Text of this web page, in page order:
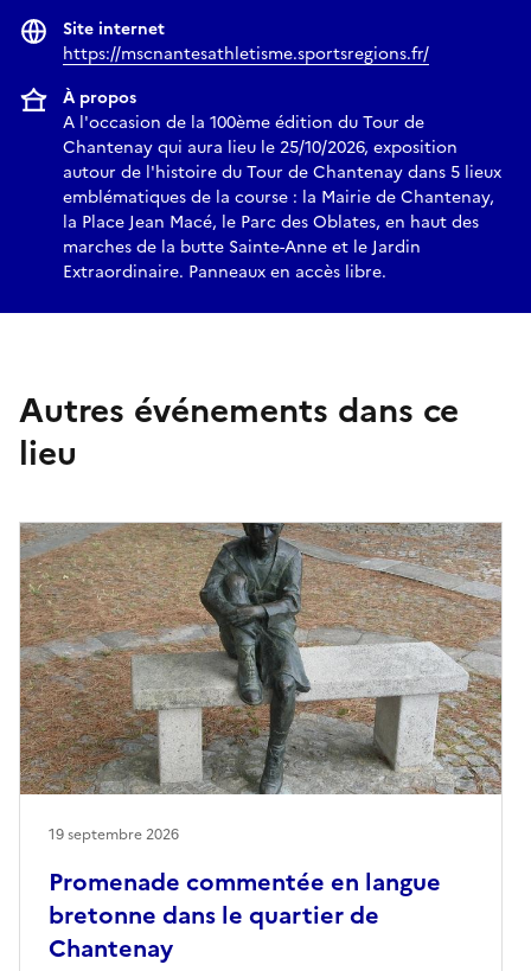
Site internet
https://mscnantesathletisme.sportsregions.fr/
À propos
A l'occasion de la 100ème édition du Tour de
Chantenay qui aura lieu le 25/10/2026, exposition
autour de l'histoire du Tour de Chantenay dans 5 lieux
emblématiques de la course : la Mairie de Chantenay,
la Place Jean Macé, le Parc des Oblates, en haut des
marches de la butte Sainte-Anne et le Jardin
Extraordinaire. Panneaux en accès libre.
Autres événements dans ce
lieu
Promenade commentée en langue
bretonne dans le quartier de
Chantenay
19 septembre 2026